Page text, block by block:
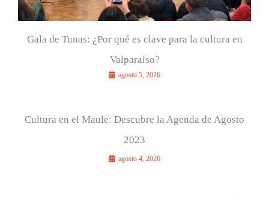
Gala de Tunas: ¿Por qué es clave para la cultura en
Valparaíso?
agosto 5, 2026
Cultura en el Maule: Descubre la Agenda de Agosto
2023
agosto 4, 2026